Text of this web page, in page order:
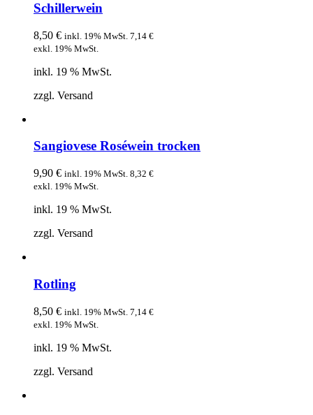
Schillerwein
8,50 € inkl. 19% MwSt. 7,14 €
exkl. 19% MwSt.
inkl. 19 % MwSt.
zzgl. Versand
Sangiovese Roséwein trocken
9,90 € inkl. 19% MwSt. 8,32 €
exkl. 19% MwSt.
inkl. 19 % MwSt.
zzgl. Versand
Rotling
8,50 € inkl. 19% MwSt. 7,14 €
exkl. 19% MwSt.
inkl. 19 % MwSt.
zzgl. Versand